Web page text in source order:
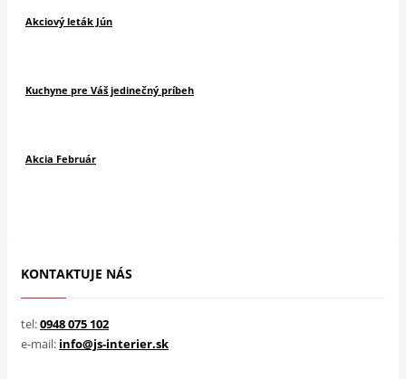
Akciový leták Jún
Kuchyne pre Váš jedinečný príbeh
Akcia Február
KONTAKTUJE NÁS
tel:0948 075 102
e-mail: info@js-interier.sk